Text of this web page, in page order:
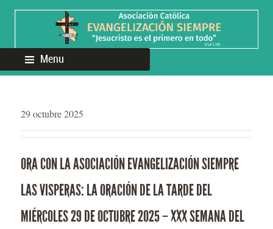
Menu
29 octubre 2025
ORA CON LA ASOCIACIÓN EVANGELIZACIÓN SIEMPRE
LAS VISPERAS: LA ORACIÓN DE LA TARDE DEL
MIÉRCOLES 29 DE OCTUBRE 2025 – XXX SEMANA DEL